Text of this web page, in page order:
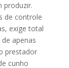
produzir.
de controle
exige total
apenas
prestador
cunho